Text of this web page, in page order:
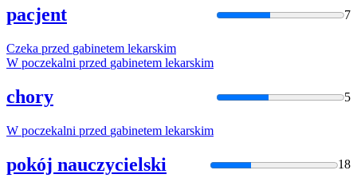
pacjent 7
Czeka przed gabinetem lekarskim
W poczekalni przed gabinetem lekarskim
chory 5
W poczekalni przed gabinetem lekarskim
pokój nauczycielski 18